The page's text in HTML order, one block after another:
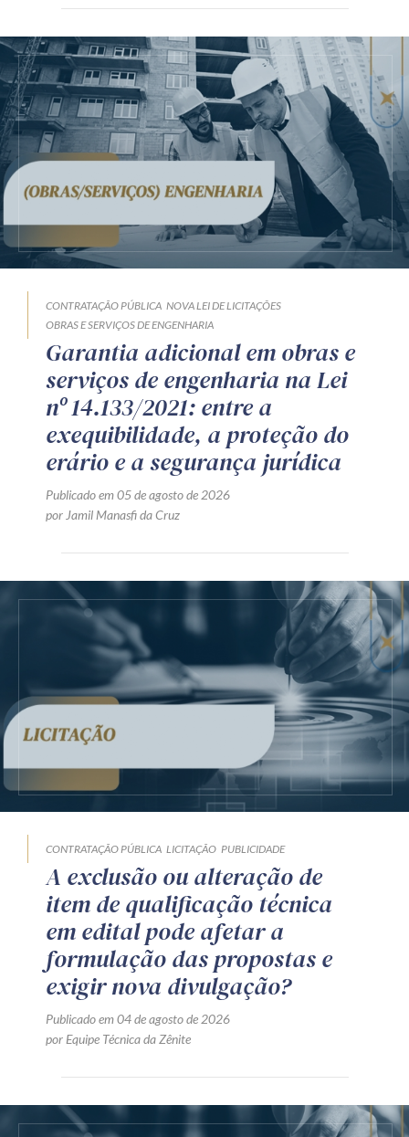
CONTRATAÇÃO PÚBLICA NOVA LEI DE LICITAÇÕES
OBRAS E SERVIÇOS DE ENGENHARIA
Garantia adicional em obras e
serviços de engenharia na Lei
nº 14.133/2021: entre a
exequibilidade, a proteção do
erário e a segurança jurídica
Publicado em 05 de agosto de 2026
por Jamil Manasfi da Cruz
CONTRATAÇÃO PÚBLICA LICITAÇÃO PUBLICIDADE
A exclusão ou alteração de
item de qualificação técnica
em edital pode afetar a
formulação das propostas e
exigir nova divulgação?
Publicado em 04 de agosto de 2026
por Equipe Técnica da Zênite